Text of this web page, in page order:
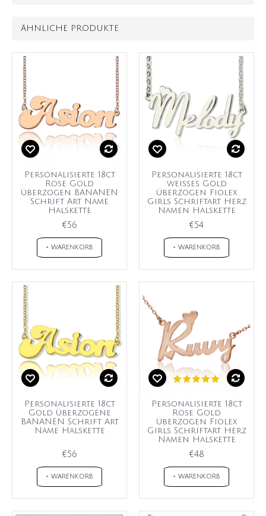
ÄHNLICHE PRODUKTE
Personalisierte 18ct
Rose Gold
überzogen BANANEN
Schrift Art Name
Halskette
€56
+ WARENKORB
Personalisierte 18ct
weißes Gold
überzogen Fiolex
Girls Schriftart Herz
Namen Halskette
€54
+ WARENKORB
Personalisierte 18ct
Gold überzogene
BANANEN Schrift Art
Name Halskette
€56
+ WARENKORB
Personalisierte 18ct
Rose Gold
überzogen Fiolex
Girls Schriftart Herz
Namen Halskette
€48
+ WARENKORB